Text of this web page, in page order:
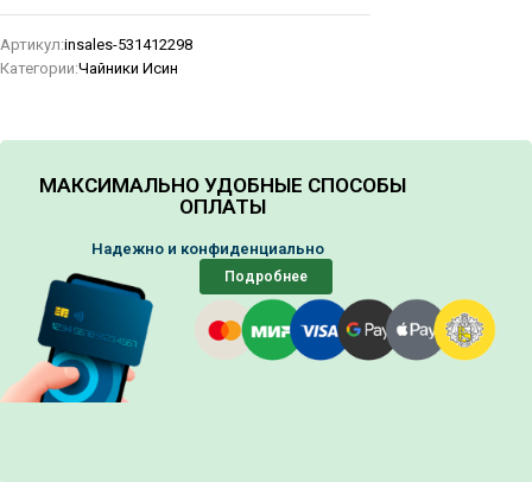
Артикул:insales-531412298
Категории:Чайники Исин
МАКСИМАЛЬНО УДОБНЫЕ СПОСОБЫ
ОПЛАТЫ
Надежно и конфиденциально
Подробнее